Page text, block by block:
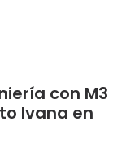
con M3
Ivana en